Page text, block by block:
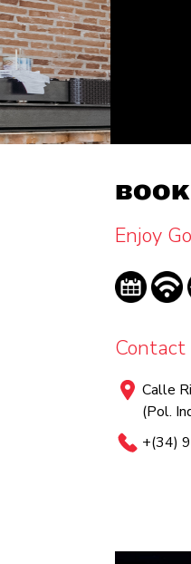
Enjoy
Contact
Calle
(Pol.
+(34)